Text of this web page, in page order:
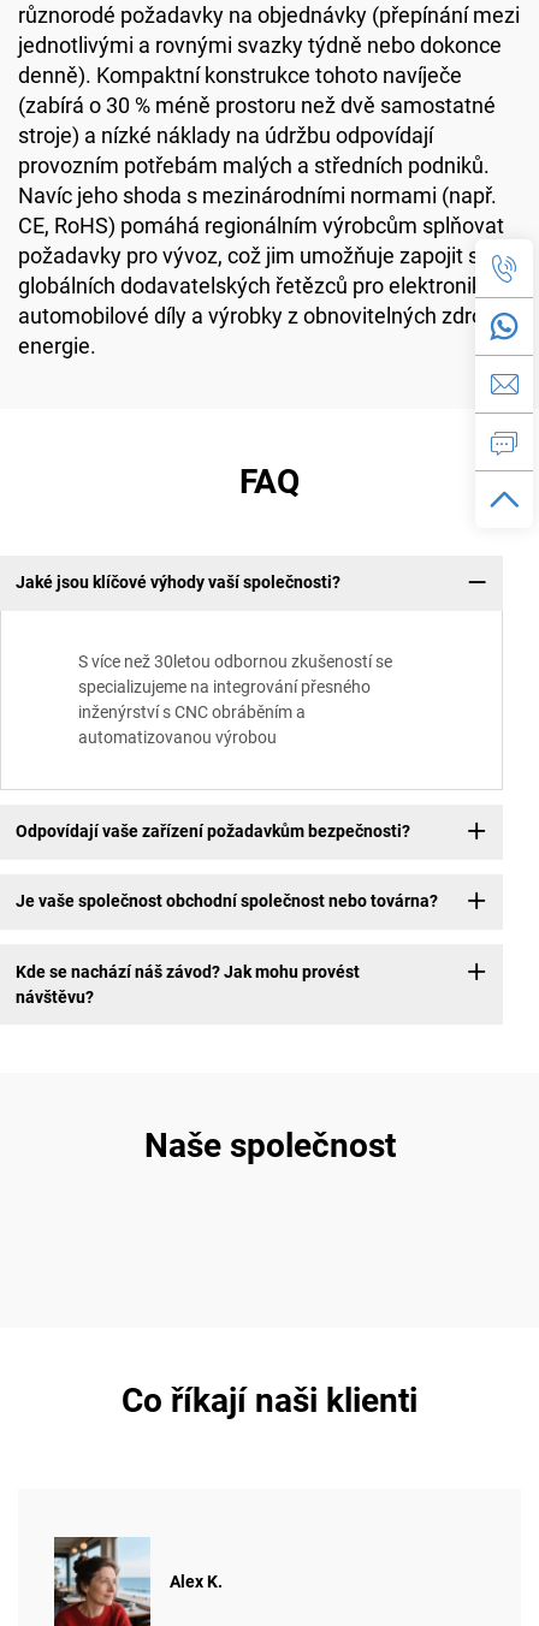
různorodé požadavky na objednávky (přepínání mezi
jednotlivými a rovnými svazky týdně nebo dokonce
denně). Kompaktní konstrukce tohoto navíječe
(zabírá o 30 % méně prostoru než dvě samostatné
stroje) a nízké náklady na údržbu odpovídají
provozním potřebám malých a středních podniků.
Navíc jeho shoda s mezinárodními normami (např.
CE, RoHS) pomáhá regionálním výrobcům splňovat
požadavky pro vývoz, což jim umožňuje zapojit se do
globálních dodavatelských řetězců pro elektroniku,
automobilové díly a výrobky z obnovitelných zdrojů
energie.
FAQ
Jaké jsou klíčové výhody vaší společnosti?
S více než 30letou odbornou zkušeností se
specializujeme na integrování přesného
inženýrství s CNC obráběním a
automatizovanou výrobou
Odpovídají vaše zařízení požadavkům bezpečnosti?
Je vaše společnost obchodní společnost nebo továrna?
Kde se nachází náš závod? Jak mohu provést
návštěvu?
Naše společnost
Co říkají naši klienti
Alex K.